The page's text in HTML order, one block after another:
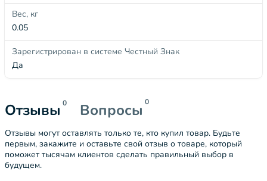
Вес, кг
0.05
Зарегистрирован в системе Честный Знак
Да
Отзывы 0 Вопросы 0
Отзывы могут оставлять только те, кто купил товар. Будьте
первым, закажите и оставьте свой отзыв о товаре, который
поможет тысячам клиентов сделать правильный выбор в
будущем.